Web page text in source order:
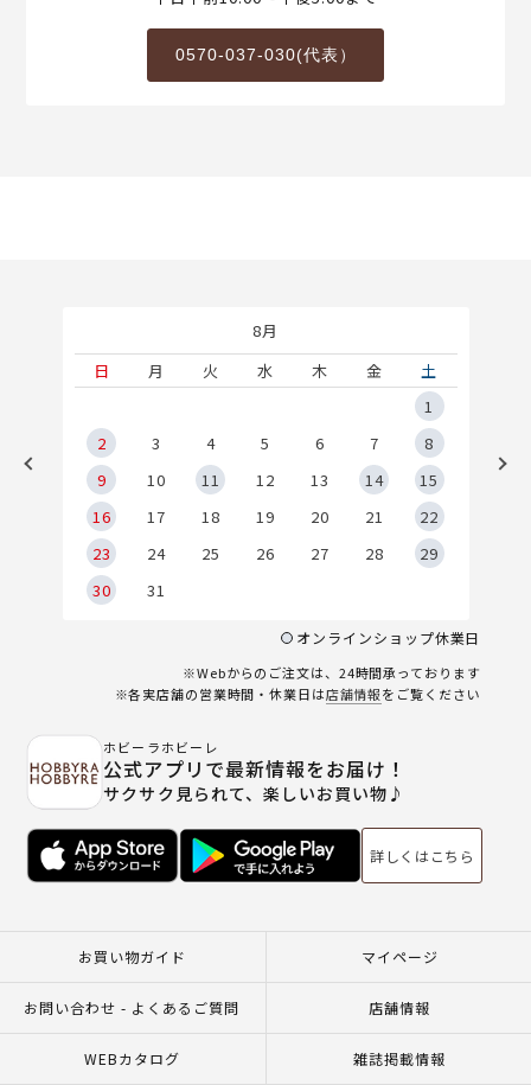
0570-037-030(代表）
8月
日
月 火 水 木 金
土
1
2
3 4 5 6 7
8
9
10 11 12 13 14
15
16
17 18 19 20 21
22
23
24 25 26 27 28
29
30
31
オンラインショップ休業日
※Webからのご注文は、24時間承っております
※各実店舗の営業時間・休業日は店舗情報をご覧ください
ホビーラホビーレ
公式アプリで最新情報をお届け！
サクサク見られて、楽しいお買い物♪
詳しくはこちら
お買い物ガイド マイページ
お問い合わせ - よくあるご質問 店舗情報
WEBカタログ 雑誌掲載情報